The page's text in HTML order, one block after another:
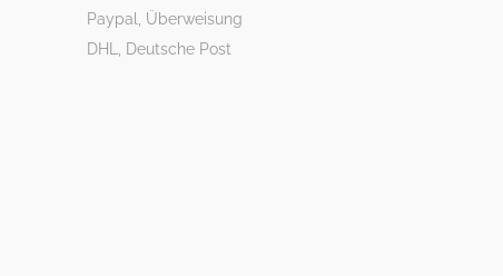
Paypal, Überweisung
DHL, Deutsche Post